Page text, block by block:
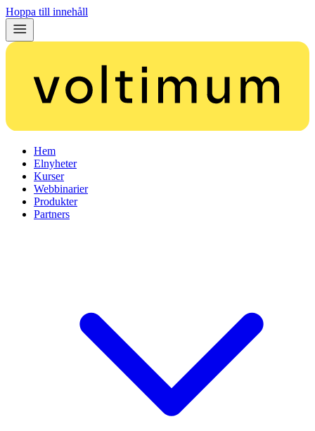
Hoppa till innehåll
Hem
Elnyheter
Kurser
Webbinarier
Produkter
Partners